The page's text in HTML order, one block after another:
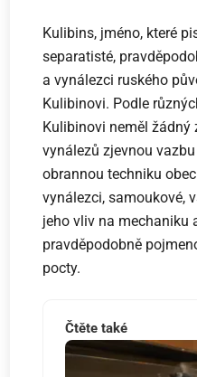
Kulibins, jméno, které
separatisté,
a vynálezci ruského
Kulibinovi. Podle
Kulibinovi neměl žádný
vynálezů zjevnou
obrannou techniku
vynálezci, samoukové,
jeho vliv na mechaniku
pravděpodobně
pocty.
Čtěte také